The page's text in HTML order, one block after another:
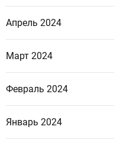
Апрель 2024
Март 2024
Февраль 2024
Январь 2024